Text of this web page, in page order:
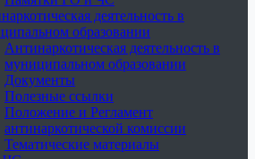
деятельность в
образовании
Антинаркотическая деятельность в
муниципальном образовании
Документы
Полезные ссылки
Положение и Регламент
антинаркотической комиссии
Тематические материалы